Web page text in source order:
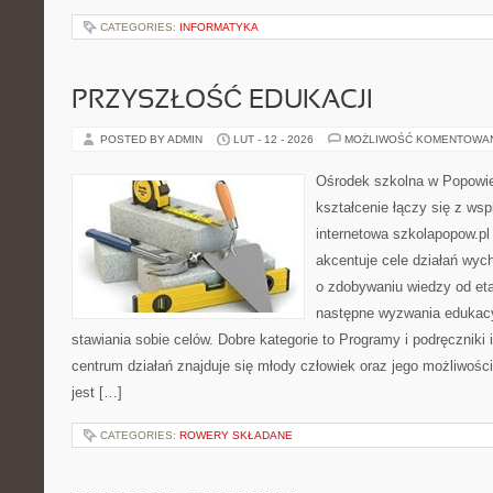
CATEGORIES: INFORMATYKA
PRZYSZŁOŚĆ EDUKACJI
POSTED BY ADMIN LUT - 12 - 2026 MOŻLIWOŚĆ
Ośrodek szkolna w
kształcenie łączy się z
internetowa
akcentuje cele działań
o zdobywaniu wiedzy od
następne wyzwania
stawiania sobie celów. Dobre kategorie to Programy i podręczniki
centrum działań znajduje się młody człowiek oraz jego
jest […]
CATEGORIES: ROWERY SKŁADANE